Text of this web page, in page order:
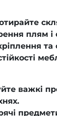
плям і
та
важкі